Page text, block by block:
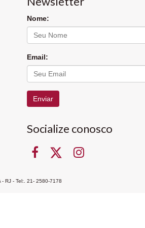
Nome:
Email:
Enviar
Socialize conosco
RJ - Tel:. 21- 2580-7178